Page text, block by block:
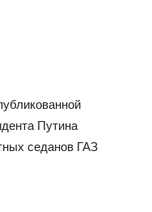
Путина
седанов ГАЗ